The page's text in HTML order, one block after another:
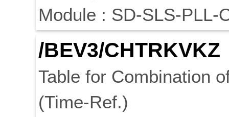
Module : SD-SLS-PLL-
/BEV3/CHTRKVKZ
Table for Combination
(Time-Ref.)